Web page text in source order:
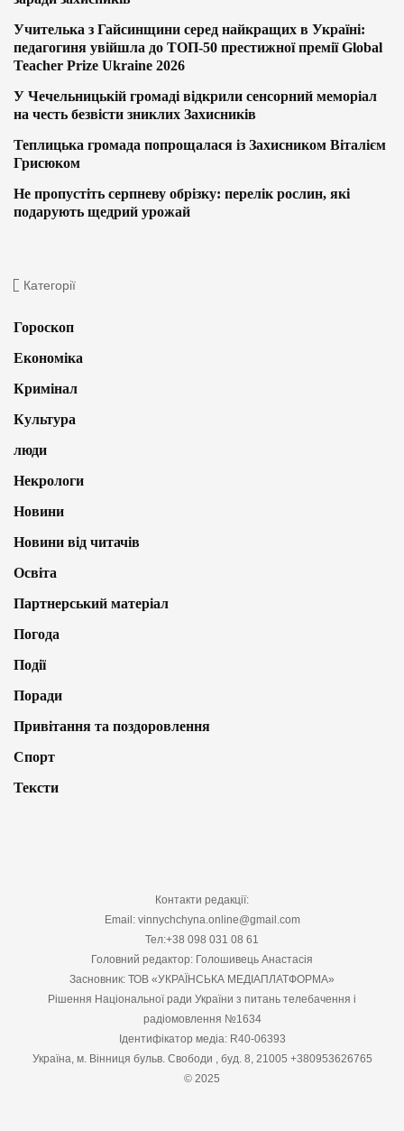
Учителька з Гайсинщини серед найкращих в Україні:
педагогиня увійшла до ТОП-50 престижної премії Global
Teacher Prize Ukraine 2026
У Чечельницькій громаді відкрили сенсорний меморіал
на честь безвісти зниклих Захисників
Теплицька громада попрощалася із Захисником Віталієм
Грисюком
Не пропустіть серпневу обрізку: перелік рослин, які
подарують щедрий урожай
Категорії
Гороскоп
Економіка
Кримінал
Культура
люди
Некрологи
Новини
Новини від читачів
Освіта
Партнерський матеріал
Погода
Події
Поради
Привітання та поздоровлення
Спорт
Тексти
Контакти редакції:
Email: vinnychchyna.online@gmail.com
Тел:+38 098 031 08 61
Головний редактор: Голошивець Анастасія
Засновник: ТОВ «УКРАЇНСЬКА МЕДІАПЛАТФОРМА»
Рішення Національної ради України з питань телебачення і
радіомовлення №1634
Ідентифікатор медіа: R40-06393
Україна, м. Вінниця бульв. Свободи , буд. 8, 21005 +380953626765
© 2025